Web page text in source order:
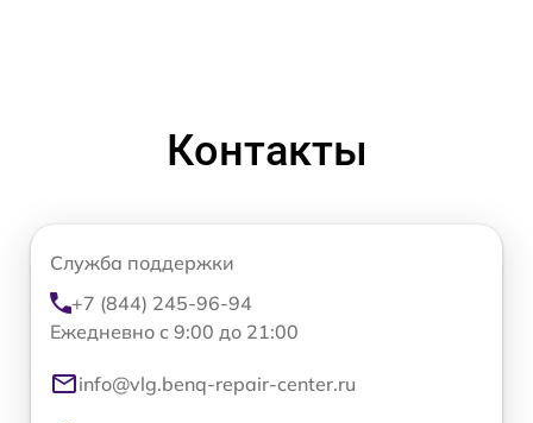
Контакты
Служба поддержки
+7 (844) 245-96-94
Ежедневно с 9:00 до 21:00
info@vlg.benq-repair-center.ru